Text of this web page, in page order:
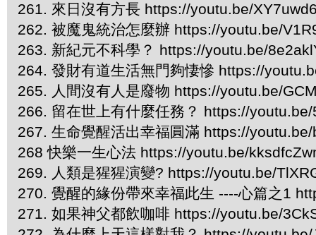
261. 來日沒有方長 https://youtu.be/
262. 被魔鬼統治怎麼辦 https://youtu.be/
263. 新紀元不科學？ https://youtu.be/
264. 發財有道生活無門夠悽慘 https://
265. 人間沒有人是廢物 https://youtu.be/
266. 留在世上有什麼任務？ https://
267. 生命覺醒活出幸福圓滿 https://
268 快樂一生心法 https://youtu.be/
269. 人類是猩猩演變? https://youtu.be/
270. 覺醒的緣份帶來幸福此生 ----心篇之1
271. 如果神父都飲咖啡 https://youtu.be/